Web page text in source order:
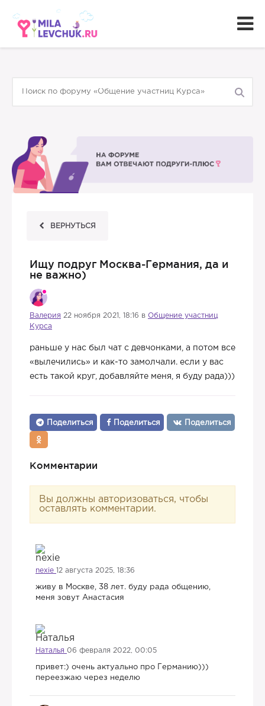
ВЕРНУТЬСЯ
Ищу подруг Москва-Германия, да и
не важно)
Валерия 22 ноября 2021, 18:16 в Общение участниц
Курса
раньше у нас был чат с девчонками, а потом все
«вылечились» и как-то замолчали. если у вас
есть такой круг, добавляйте меня, я буду рада)))
Поделиться Поделиться Поделиться
Комментарии
Вы должны авторизоваться, чтобы
оставлять комментарии.
nexie 12 августа 2025, 18:36
живу в Москве, 38 лет. буду рада общению,
меня зовут Анастасия
Наталья 06 февраля 2022, 00:05
привет:) очень актуально про Германию)))
переезжаю через неделю